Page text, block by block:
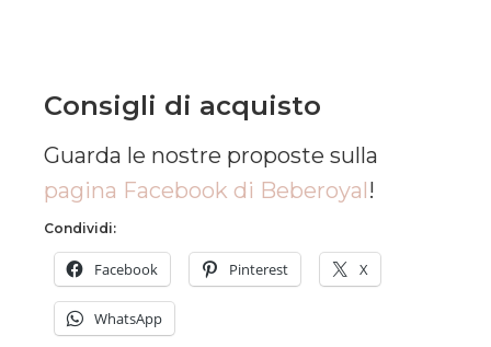
Consigli di acquisto
Guarda le nostre proposte sulla
pagina Facebook di Beberoyal!
Condividi:
Facebook Pinterest X
WhatsApp